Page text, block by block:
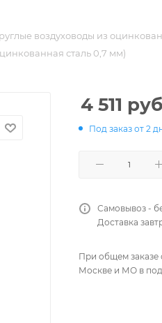
воздуховоды из
сталь 0,7 мм)
4 511
Под заказ от 2
Самовывоз -
Доставка
При общем заказе
Москве и МО в